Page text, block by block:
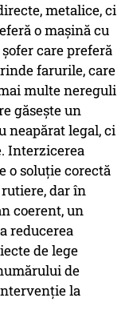
metalice, ci
o mașină cu
care preferă
farurile, care
multe nereguli
găsește un
neapărat legal, ci
Interzicerea
o soluție corectă
dar în
coerent, un
reducerea
de lege
de
la